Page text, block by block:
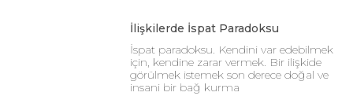
İlişkilerde İspat Paradoksu
İspat paradoksu. Kendini var edebilmek
için, kendine zarar vermek. Bir ilişkide
görülmek istemek son derece doğal ve
insani bir bağ kurma